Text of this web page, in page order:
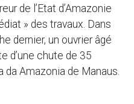
de l’Etat d’Amazonie
» des travaux. Dans
dernier, un ouvrier âgé
d’une chute de 35
da Amazonia de Manaus.